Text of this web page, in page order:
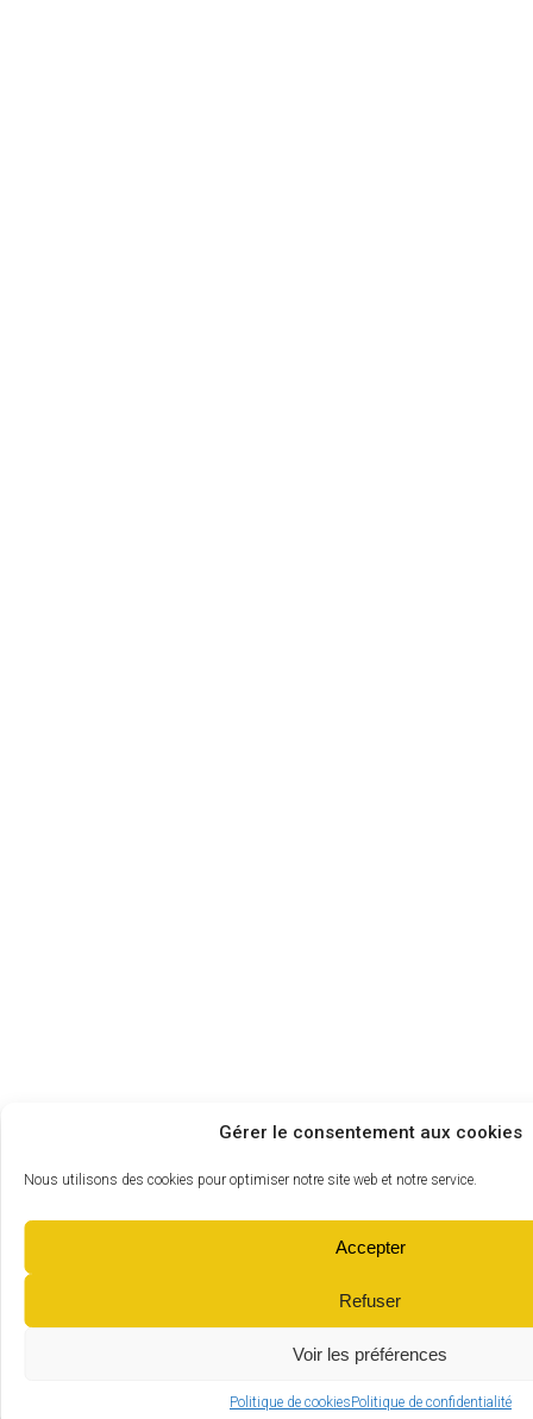
Gérer le consentement aux cookies
Nous utilisons des cookies pour optimiser notre site web et notre service.
Accepter
Refuser
Voir les préférences
Politique de cookiesPolitique de confidentialité